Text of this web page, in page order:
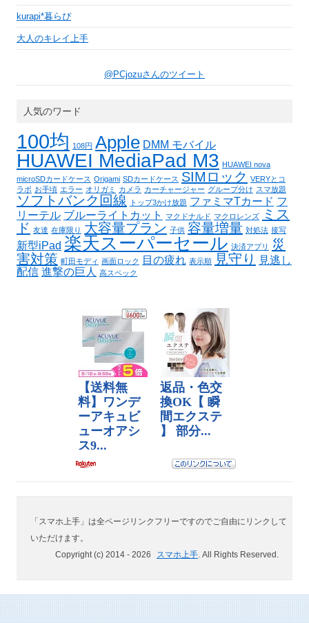
kurapi*暮らぴ
大人のキレイ上手
@PCjozuさんのツイート
人気のワード
100均 108円 Apple DMM モバイル
HUAWEI MediaPad M3 HUAWEI nova
microSDカードケース Origami SDカードケース SIMロック VERYとコ
ラボ お手頃 エラー オリガミ カメラ カーチャージャー グループ分け スマ放題
ソフトバンク回線 トップ3かけ放題 ファミマTカード フ
リーテル ブルーライトカット マクドナルド マクロレンズ
ミス
ド 友達 在庫限り 大容量プラン 子供 容量増量 対処法 接写
新型iPad 楽天スーパーセール 決済アプリ
災
害対策 町田モディ 画面ロック 目の疲れ 表示順 見守り
見逃し
配信 進撃の巨人 高スペック
「スマホ上手」は全ページリンクフリーですのでご自由にリンクして
いただけます。
Copyright (c) 2014 - 2026 スマホ上手 . All Rights Reserved.